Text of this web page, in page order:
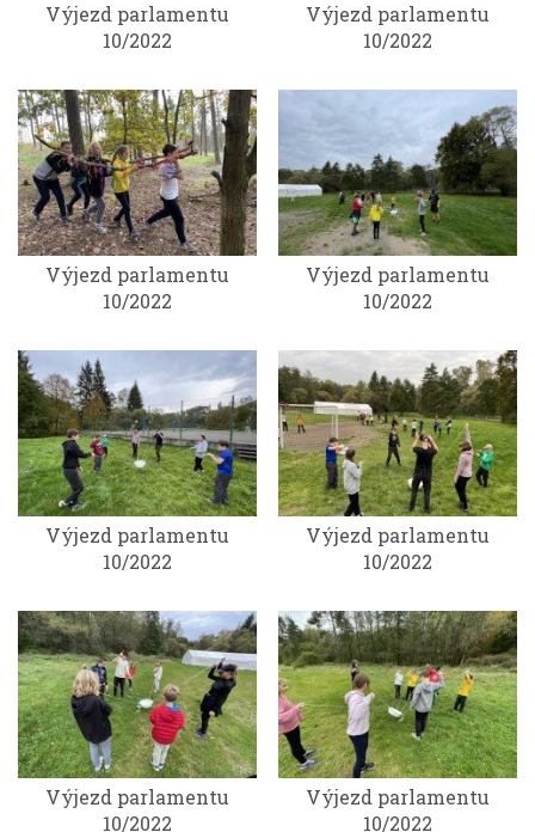
Výjezd parlamentu
10/2022
Výjezd parlamentu
10/2022
Výjezd parlamentu
10/2022
Výjezd parlamentu
10/2022
Výjezd parlamentu
10/2022
Výjezd parlamentu
10/2022
Výjezd parlamentu
10/2022
Výjezd parlamentu
10/2022